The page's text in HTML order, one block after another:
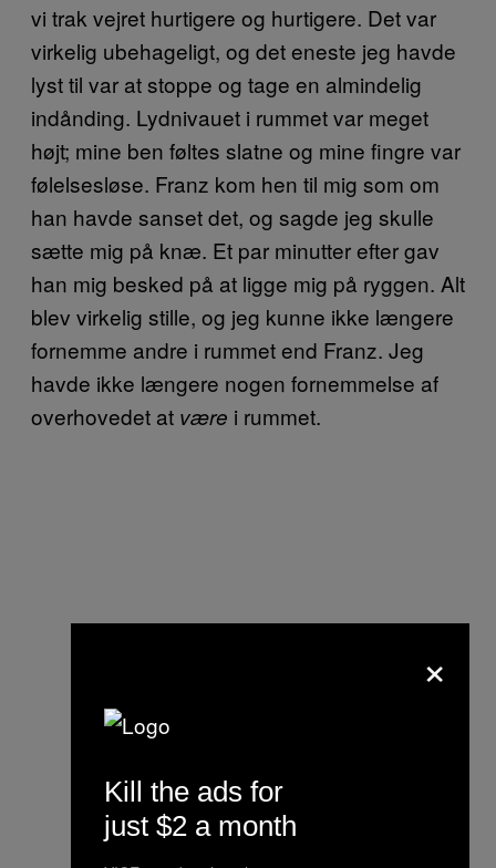
vi trak vejret hurtigere og hurtigere. Det var
virkelig ubehageligt, og det eneste jeg havde
lyst til var at stoppe og tage en almindelig
indånding. Lydnivauet i rummet var meget
højt; mine ben føltes slatne og mine fingre var
følelsesløse. Franz kom hen til mig som om
han havde sanset det, og sagde jeg skulle
sætte mig på knæ. Et par minutter efter gav
han mig besked på at ligge mig på ryggen. Alt
blev virkelig stille, og jeg kunne ikke længere
fornemme andre i rummet end Franz. Jeg
havde ikke længere nogen fornemmelse af
overhovedet at være i rummet.
×
Kill the ads for
just $2 a month